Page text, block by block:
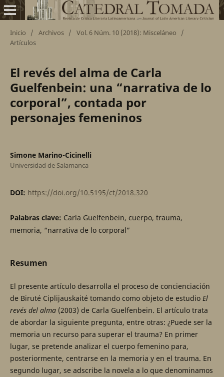
Inicio / Archivos / Vol. 6 Núm. 10 (2018): Misceláneo
/
Artículos
El revés del alma de Carla
Guelfenbein: una “narrativa de lo
corporal”, contada por
personajes femeninos
Simone Marino-Cicinelli
Universidad de Salamanca
DOI: https://doi.org/10.5195/ct/2018.320
Palabras clave: Carla Guelfenbein, cuerpo, trauma,
memoria, “narrativa de lo corporal”
Resumen
El presente artículo desarrolla el proceso de concienciación
de Biruté Ciplijauskaité tomando como objeto de estudio El
revés del alma(2003) de Carla Guelfenbein. El artículo trata
de abordar la siguiente pregunta, entre otras: ¿Puede ser la
memoria un recurso para superar el trauma? En primer
lugar, se pretende analizar el cuerpo femenino para,
posteriormente, centrarse en la memoria y en el trauma. En
segundo lugar, se adscribe la novela a lo que denominamos